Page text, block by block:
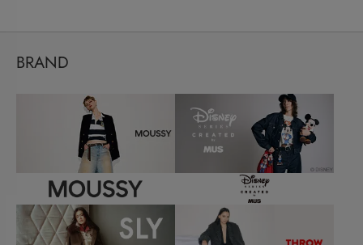
BRAND